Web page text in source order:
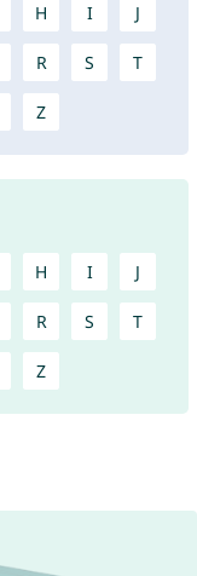
H I J
R S T
Z
H I J
R S T
Z